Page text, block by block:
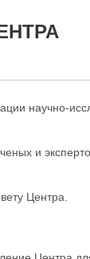
научно-
и
Центра.